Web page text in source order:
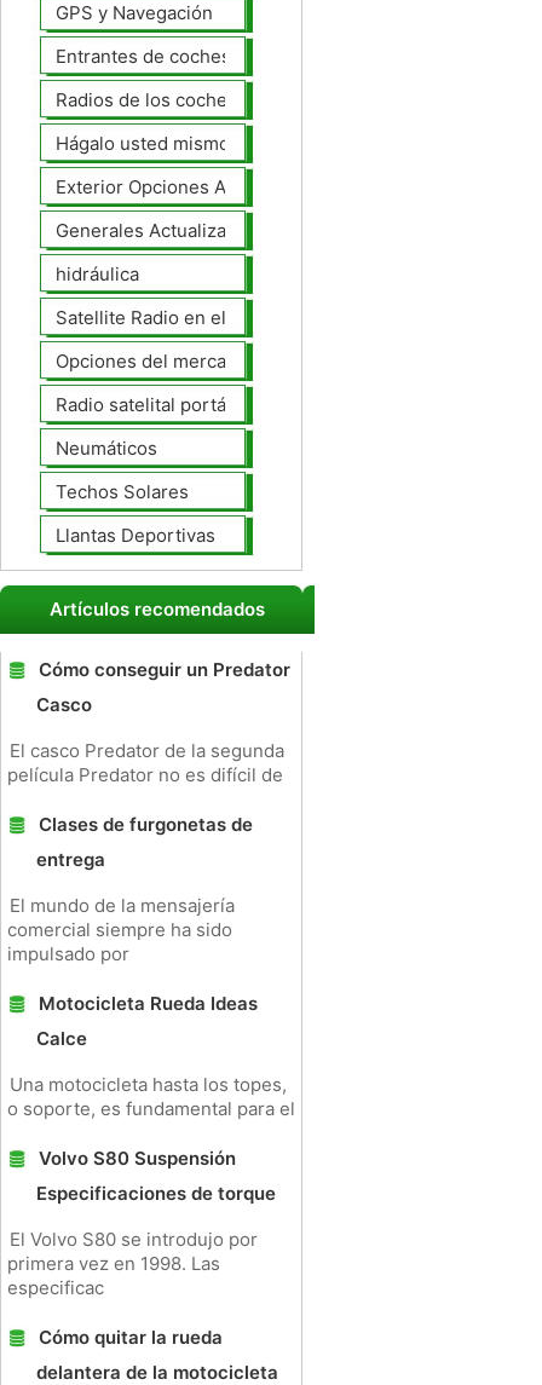
GPS y Navegación
Entrantes de coches
Radios de los coches
Hágalo usted mismo Mejoras Auto
Exterior Opciones Aftermarket
Generales Actualizaciones Auto
hidráulica
Satellite Radio en el tablero
Opciones del mercado de accesorios del interior
Radio satelital portátil
Neumáticos
Techos Solares
Llantas Deportivas
Artículos recomendados
Cómo conseguir un Predator
Casco
El casco Predator de la segunda
película Predator no es difícil de
Clases de furgonetas de
entrega
El mundo de la mensajería
comercial siempre ha sido
impulsado por
Motocicleta Rueda Ideas
Calce
Una motocicleta hasta los topes,
o soporte, es fundamental para el
Volvo S80 Suspensión
Especificaciones de torque
El Volvo S80 se introdujo por
primera vez en 1998. Las
especificac
Cómo quitar la rueda
delantera de la motocicleta